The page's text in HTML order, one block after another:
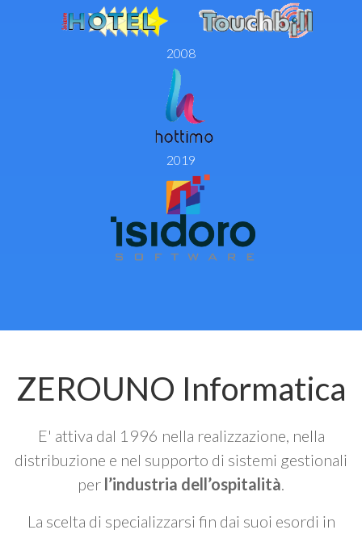
2008
2019
ZEROUNO Informatica
E' attiva dal 1996 nella realizzazione, nella
distribuzione e nel supporto di sistemi gestionali
per l’industria dell’ospitalità
La scelta di specializzarsi fin dai suoi esordi in